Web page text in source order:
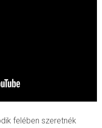
felében szeretnék